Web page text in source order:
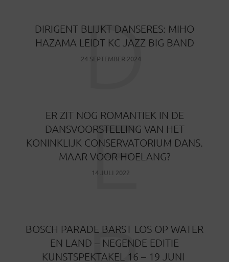
DIRIGENT BLIJKT DANSERES: MIHO
HAZAMA LEIDT KC JAZZ BIG BAND
24 SEPTEMBER 2024
D
ER ZIT NOG ROMANTIEK IN DE
DANSVOORSTELLING VAN HET
KONINKLIJK CONSERVATORIUM DANS.
MAAR VOOR HOELANG?
14 JULI 2022
E
BOSCH PARADE BARST LOS OP WATER
EN LAND – NEGENDE EDITIE
KUNSTSPEKTAKEL 16 – 19 JUNI